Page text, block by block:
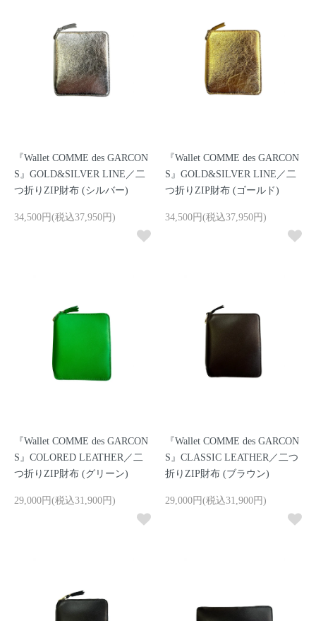
『Wallet COMME des GARCON
S』GOLD&SILVER LINE／二
つ折りZIP財布 (シルバー)
34,500円(税込37,950円)
『Wallet COMME des GARCON
S』GOLD&SILVER LINE／二
つ折りZIP財布 (ゴールド)
34,500円(税込37,950円)
『Wallet COMME des GARCON
S』COLORED LEATHER／二
つ折りZIP財布 (グリーン)
29,000円(税込31,900円)
『Wallet COMME des GARCON
S』CLASSIC LEATHER／二つ
折りZIP財布 (ブラウン)
29,000円(税込31,900円)